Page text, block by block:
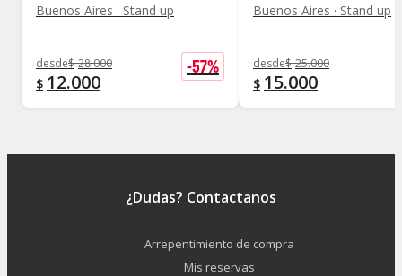
Buenos Aires · Stand up
desde$ 28.000
$ 12.000
-57%
Buenos Aires · Stand up
desde$ 25.000
$ 15.000
¿Dudas? Contactanos
Arrepentimiento de compra
Mis reservas